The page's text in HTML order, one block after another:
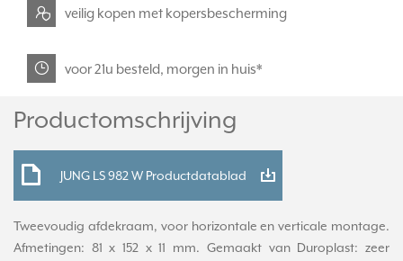
veilig kopen met kopersbescherming
voor 21u besteld, morgen in huis*
Productomschrijving
JUNG LS 982 W Productdatablad
Tweevoudig afdekraam, voor horizontale en verticale montage.
Afmetingen: 81 x 152 x 11 mm. Gemaakt van Duroplast: zeer